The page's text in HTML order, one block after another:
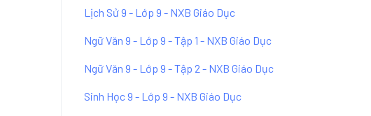
Lịch Sử 9 - Lớp 9 - NXB Giáo Dục
Ngữ Văn 9 - Lớp 9 - Tập 1 - NXB Giáo Dục
Ngữ Văn 9 - Lớp 9 - Tập 2 - NXB Giáo Dục
Sinh Học 9 - Lớp 9 - NXB Giáo Dục